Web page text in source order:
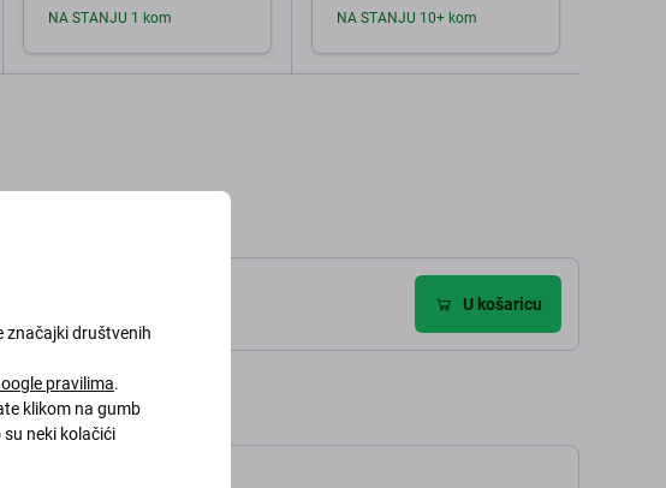
NA STANJU 1 kom NA STANJU 10+ kom
U košaricu
značajki društvenih
pravilima.
klikom na gumb
neki kolačići